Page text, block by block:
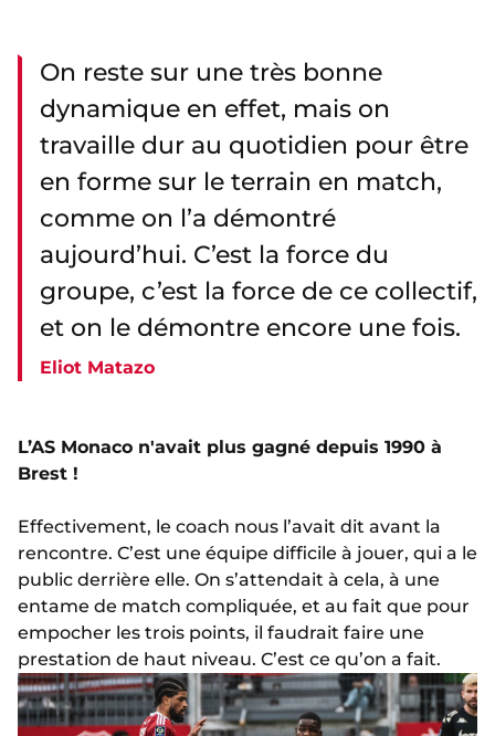
On reste sur une très bonne
dynamique en effet, mais on
travaille dur au quotidien pour être
en forme sur le terrain en match,
comme on l’a démontré
aujourd’hui. C’est la force du
groupe, c’est la force de ce collectif,
et on le démontre encore une fois.
Eliot Matazo
L’AS Monaco n'avait plus gagné depuis 1990 à
Brest !
Effectivement, le coach nous l’avait dit avant la
rencontre. C’est une équipe difficile à jouer, qui a le
public derrière elle. On s’attendait à cela, à une
entame de match compliquée, et au fait que pour
empocher les trois points, il faudrait faire une
prestation de haut niveau. C’est ce qu’on a fait.